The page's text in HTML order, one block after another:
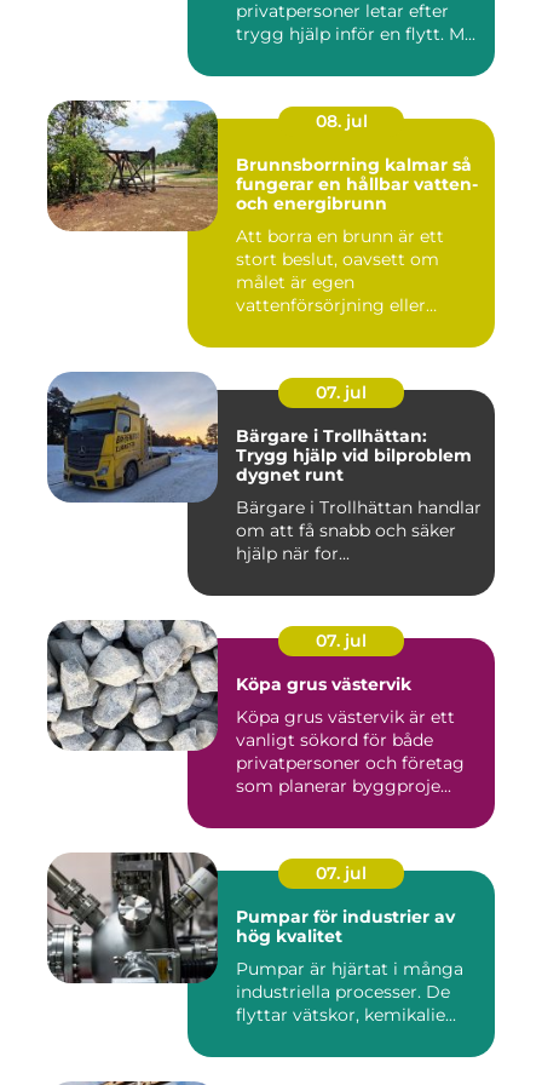
privatpersoner letar efter
trygg hjälp inför en flytt. M...
08. jul
Brunnsborrning kalmar så
fungerar en hållbar vatten-
och energibrunn
Att borra en brunn är ett
stort beslut, oavsett om
målet är egen
vattenförsörjning eller
07. jul
Bärgare i Trollhättan:
Trygg hjälp vid bilproblem
dygnet runt
Bärgare i Trollhättan handlar
om att få snabb och säker
hjälp när for...
07. jul
Köpa grus västervik
Köpa grus västervik är ett
vanligt sökord för både
privatpersoner och företag
som planerar byggproje...
07. jul
Pumpar för industrier av
hög kvalitet
Pumpar är hjärtat i många
industriella processer. De
flyttar vätskor, kemikalie...